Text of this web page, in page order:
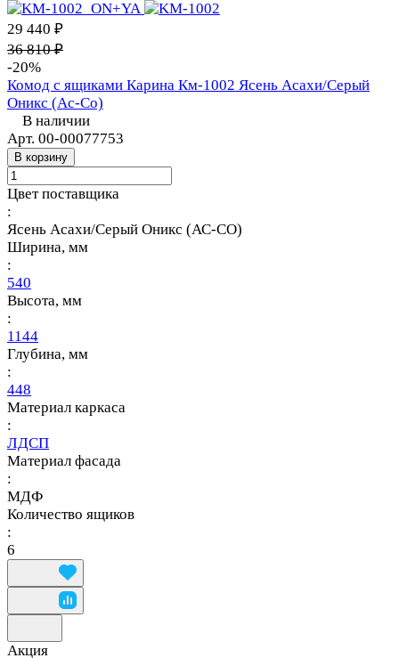
29 440 ₽
36 810 ₽
-20%
Комод с ящиками Карина Км-1002 Ясень Асахи/Серый
Оникс (Ас-Со)
В наличии
Арт. 00-00077753
В корзину
Цвет поставщика
:
Ясень Асахи/Серый Оникс (АС-СО)
Ширина, мм
:
540
Высота, мм
:
1144
Глубина, мм
:
448
Материал каркаса
:
ЛДСП
Материал фасада
:
МДФ
Количество ящиков
:
6
Акция